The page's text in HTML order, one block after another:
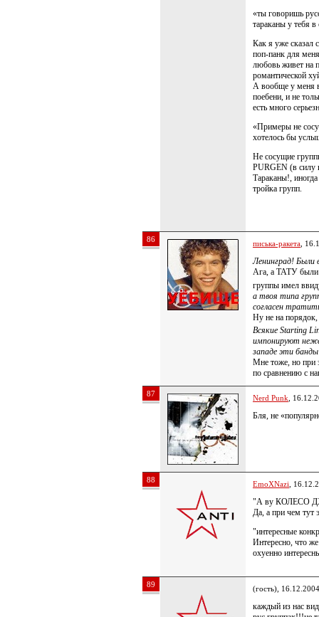
«ты говоришь
тараканы у тебя
Как я уже сказал
поп-панк для
любовь живет на
романтической
А вообще у меня
поебени, и не
есть много
«Примеры не
хотелось бы
Не сосущие
PURGEN (в силу
Тараканы!,
тройка групп.
86 писька-ракета ,
Ленинград!
Ага, а ТАТУ были
группы имел
а твоя типа
согласен
Ну не на
Всякие Starting
импонируют
западе эти
Мне тоже, но при
по сравнению с
87 Nerd Punk ,
Бля, не
88 EmoXNazi ,
"А ву КОЛЕСО
Да, а при чем тут
"интересные
Интересно, что же
охуенно
89 (гость),
каждый из нас